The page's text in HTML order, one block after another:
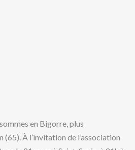
en Bigorre, plus
(65). À l’invitation de l’association